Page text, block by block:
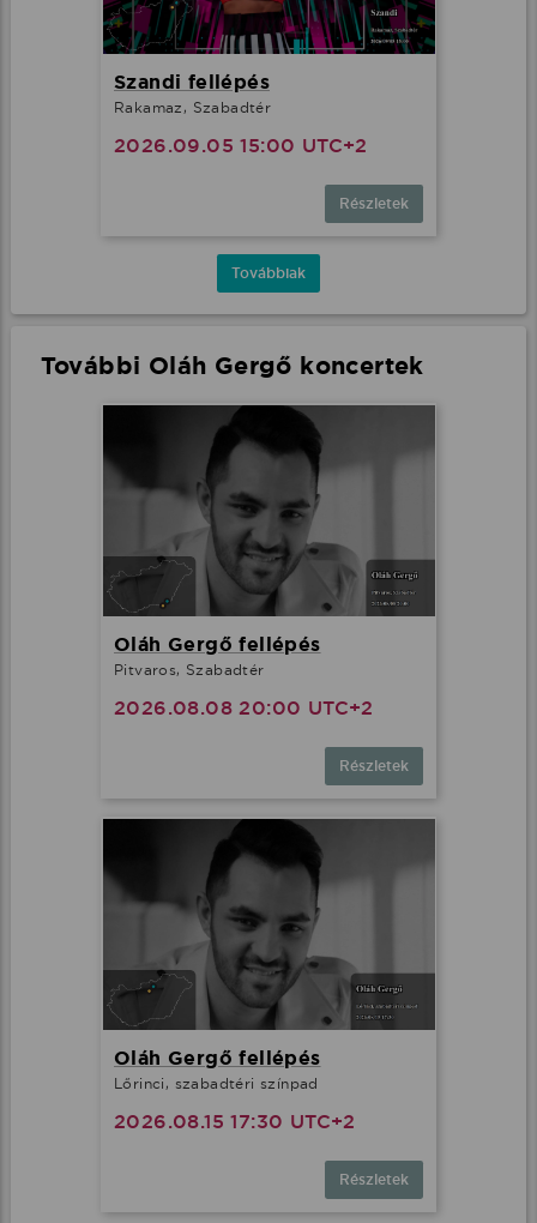
Szandi fellépés
Rakamaz, Szabadtér
2026.09.05 15:00 UTC+2
Részletek
Továbbiak
További Oláh Gergő koncertek
Oláh Gergő fellépés
Pitvaros, Szabadtér
2026.08.08 20:00 UTC+2
Részletek
Oláh Gergő fellépés
Lőrinci, szabadtéri színpad
2026.08.15 17:30 UTC+2
Részletek